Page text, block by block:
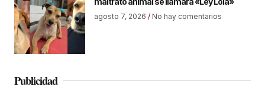
agosto 7, 2026 No hay comentarios
Publicidad